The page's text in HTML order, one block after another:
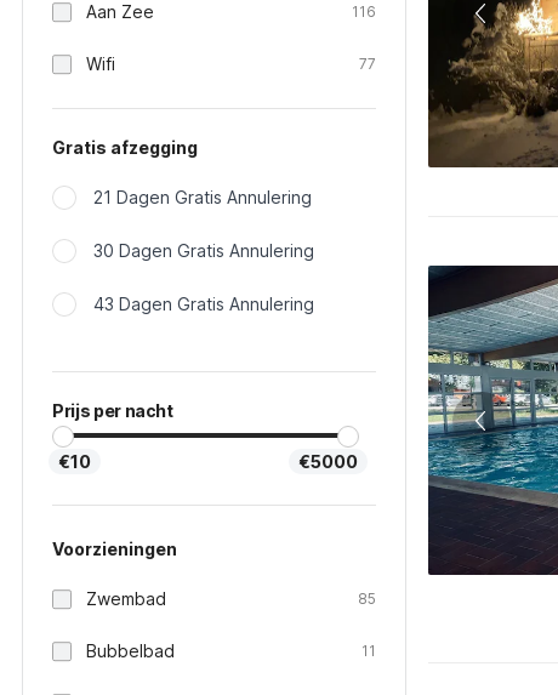
Aan Zee 116
Wifi 77
Gratis afzegging
21 Dagen Gratis Annulering
30 Dagen Gratis Annulering
43 Dagen Gratis Annulering
Prijs per nacht
€10 €5000
Voorzieningen
Zwembad 85
Bubbelbad 11